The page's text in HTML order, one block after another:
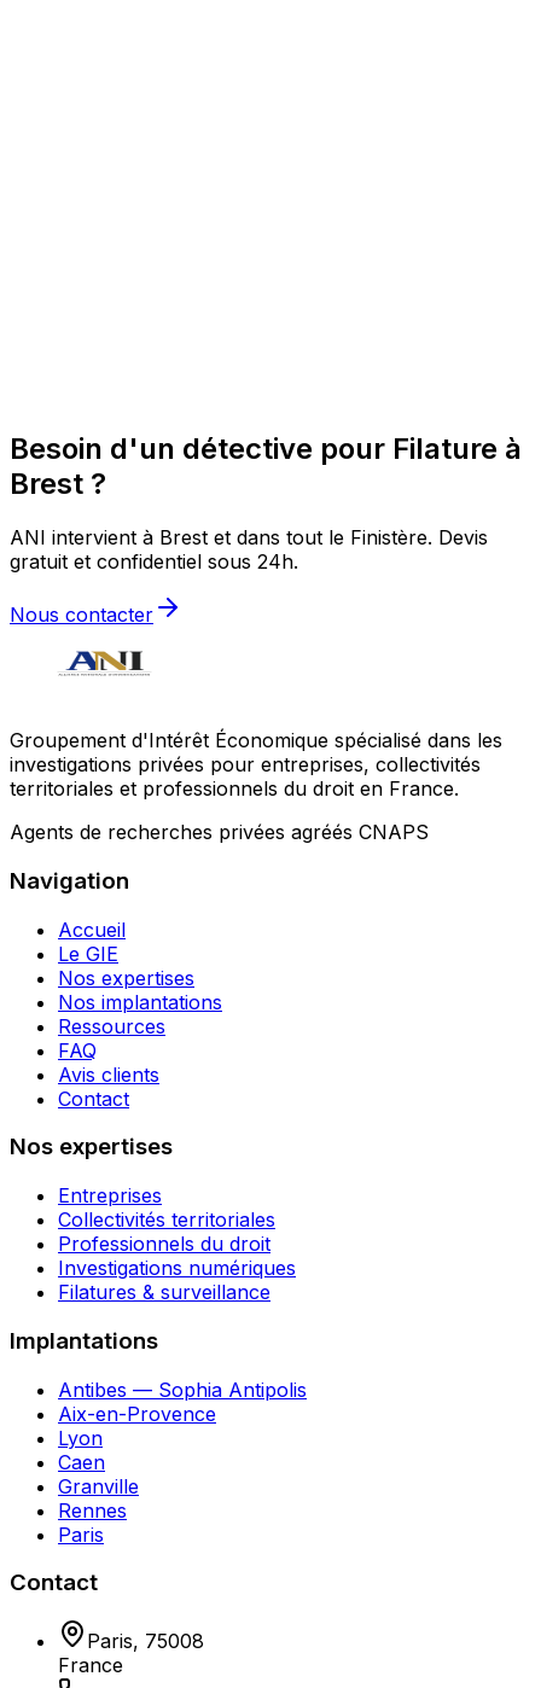
Besoin d'un détective pour Filature à
Brest ?
ANI intervient à Brest et dans tout le Finistère. Devis
gratuit et confidentiel sous 24h.
Nous contacter
Groupement d'Intérêt Économique spécialisé dans les
investigations privées pour entreprises, collectivités
territoriales et professionnels du droit en France.
Agents de recherches privées agréés CNAPS
Navigation
Accueil
Le GIE
Nos expertises
Nos implantations
Ressources
FAQ
Avis clients
Contact
Nos expertises
Entreprises
Collectivités territoriales
Professionnels du droit
Investigations numériques
Filatures & surveillance
Implantations
Antibes — Sophia Antipolis
Aix-en-Provence
Lyon
Caen
Granville
Rennes
Paris
Contact
Paris, 75008
France